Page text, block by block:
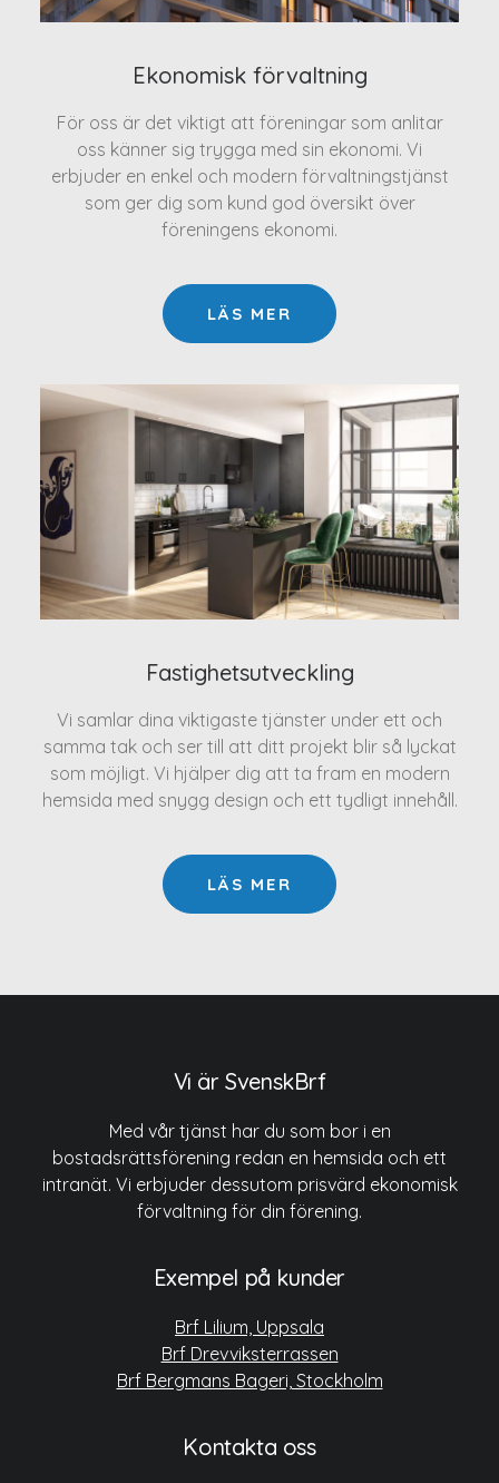
Ekonomisk förvaltning
För oss är det viktigt att föreningar som anlitar
oss känner sig trygga med sin ekonomi. Vi
erbjuder en enkel och modern förvaltningstjänst
som ger dig som kund god översikt över
föreningens ekonomi.
LÄS MER
Fastighetsutveckling
Vi samlar dina viktigaste tjänster under ett och
samma tak och ser till att ditt projekt blir så lyckat
som möjligt. Vi hjälper dig att ta fram en modern
hemsida med snygg design och ett tydligt innehåll.
LÄS MER
Vi är SvenskBrf
Med vår tjänst har du som bor i en
bostadsrättsförening redan en hemsida och ett
intranät. Vi erbjuder dessutom prisvärd ekonomisk
förvaltning för din förening.
Exempel på kunder
Brf Lilium, Uppsala
Brf Drevviksterrassen
Brf Bergmans Bageri, Stockholm
Kontakta oss